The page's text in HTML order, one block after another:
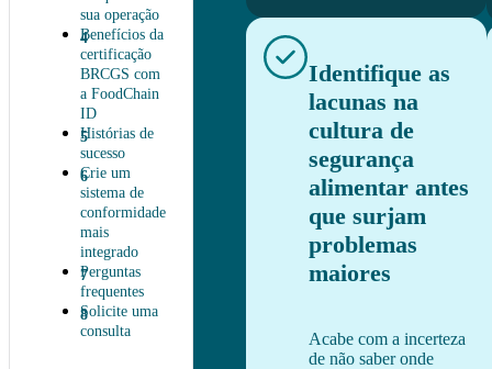
sua operação
Benefícios da
certificação
BRCGS com
a FoodChain
ID
Histórias de
sucesso
Crie um
sistema de
conformidade
mais
integrado
Perguntas
frequentes
Solicite uma
consulta
Identifique as
lacunas na
cultura de
segurança
alimentar antes
que surjam
problemas
maiores
Acabe com a incerteza
de não saber onde